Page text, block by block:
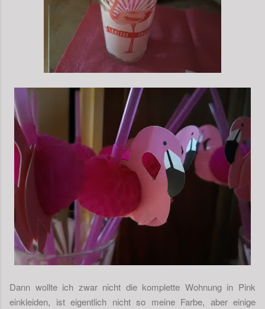
Dann wollte ich zwar nicht die komplette Wohnung in Pink
einkleiden, ist eigentlich nicht so meine Farbe, aber einige